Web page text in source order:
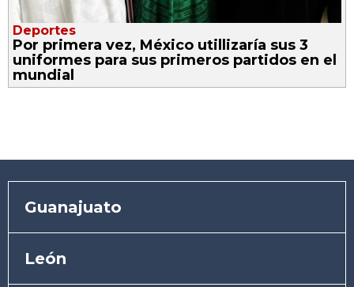
Deportes
Por primera vez, México utillizaría sus 3
uniformes para sus primeros partidos en el
mundial
Guanajuato
León